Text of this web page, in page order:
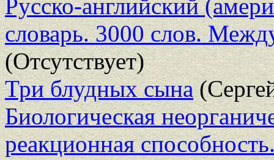
Русско-английский
словарь. 3000 слов.
(Отсутствует)
Три блудных сына
Биологическая
реакционная